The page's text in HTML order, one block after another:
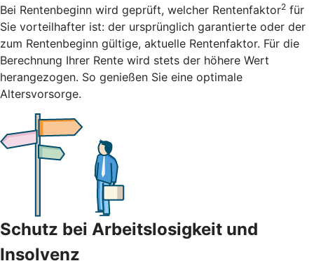
Bei Rentenbeginn wird geprüft, welcher Rentenfaktor2 für
Sie vorteilhafter ist: der ursprünglich garantierte oder der
zum Rentenbeginn gültige, aktuelle Rentenfaktor. Für die
Berechnung Ihrer Rente wird stets der höhere Wert
herangezogen. So genießen Sie eine optimale
Altersvorsorge.
Schutz bei Arbeitslosigkeit und
Insolvenz